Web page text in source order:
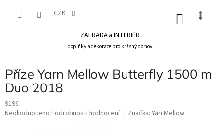
CZK
ZAHRADA a INTERIÉR
doplňky a dekorace pro krásný domov
Příze Yarn Mellow Butterfly 1500 m
Duo 2018
9196
Průměrné
Neohodnoceno Podrobnosti hodnocení Značka: YarnMellow